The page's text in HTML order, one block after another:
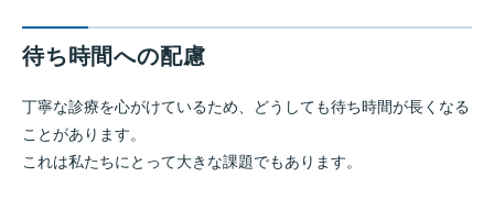
待ち時間への配慮
丁寧な診療を心がけているため、どうしても待ち時間が長くなる
ことがあります。
これは私たちにとって大きな課題でもあります。